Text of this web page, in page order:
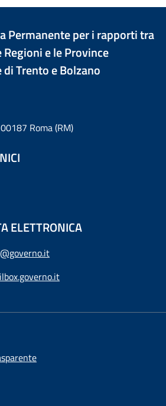
Permanente per i rapporti tra
e le Province
Trento e Bolzano
Roma (RM)
ELETTRONICA